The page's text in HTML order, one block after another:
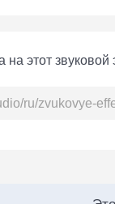
на этот